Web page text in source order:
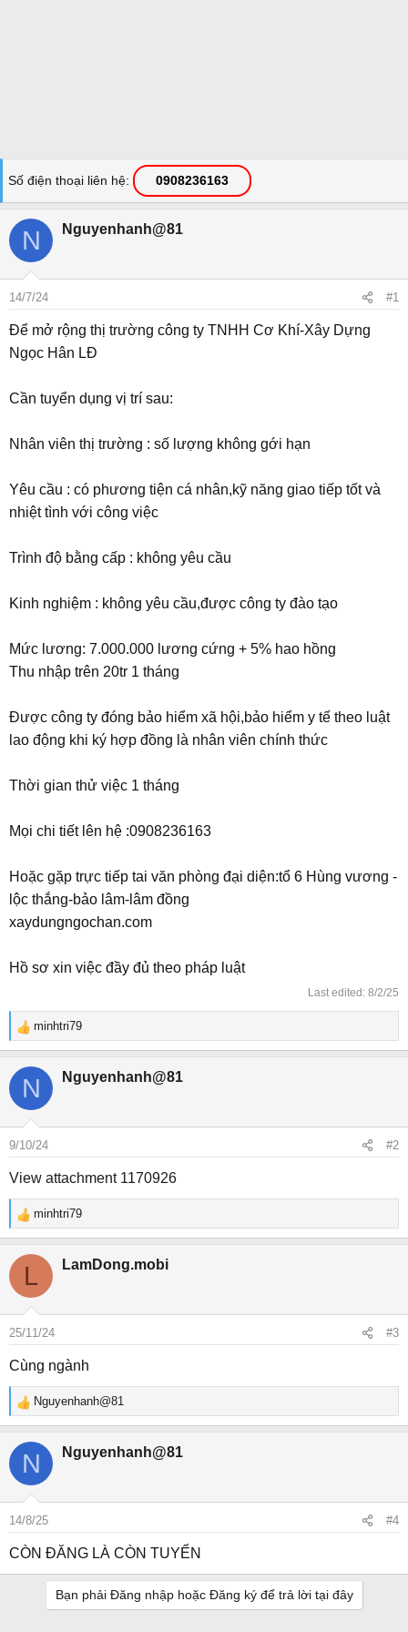
Số điện thoại liên hệ 0908236163
N Nguyenhanh@81
14/7/24 #1
Để mở rộng thị trường công ty TNHH Cơ Khí-Xây Dựng
Ngọc Hân LĐ
Cần tuyển dụng vị trí sau:
Nhân viên thị trường : số lượng không gới hạn
Yêu cầu : có phương tiện cá nhân,kỹ năng giao tiếp tốt và
nhiệt tình với công việc
Trình độ bằng cấp : không yêu cầu
Kinh nghiệm : không yêu cầu,được công ty đào tạo
Mức lương: 7.000.000 lương cứng + 5% hao hồng
Thu nhập trên 20tr 1 tháng
Được công ty đóng bảo hiểm xã hội,bảo hiểm y tế theo luật
lao động khi ký hợp đồng là nhân viên chính thức
Thời gian thử việc 1 tháng
Mọi chi tiết lên hệ :0908236163
Hoặc gặp trực tiếp tai văn phòng đại diện:tổ 6 Hùng vương -
lộc thắng-bảo lâm-lâm đồng
xaydungngochan.com
Hồ sơ xin việc đầy đủ theo pháp luật
Last edited: 8/2/25
R
e
a
t
o
n
s
minhtri79
N Nguyenhanh@81
9/10/24 #2
View attachment 1170926
R
e
a
t
o
n
s
minhtri79
L LamDong.mobi
25/11/24 #3
Cùng ngành
R
e
a
t
o
n
s
Nguyenhanh@81
N Nguyenhanh@81
14/8/25 #4
CÒN ĐĂNG LÀ CÒN TUYỂN
Bạn phải Đăng nhập hoặc Đăng ký để trả lời tại đây